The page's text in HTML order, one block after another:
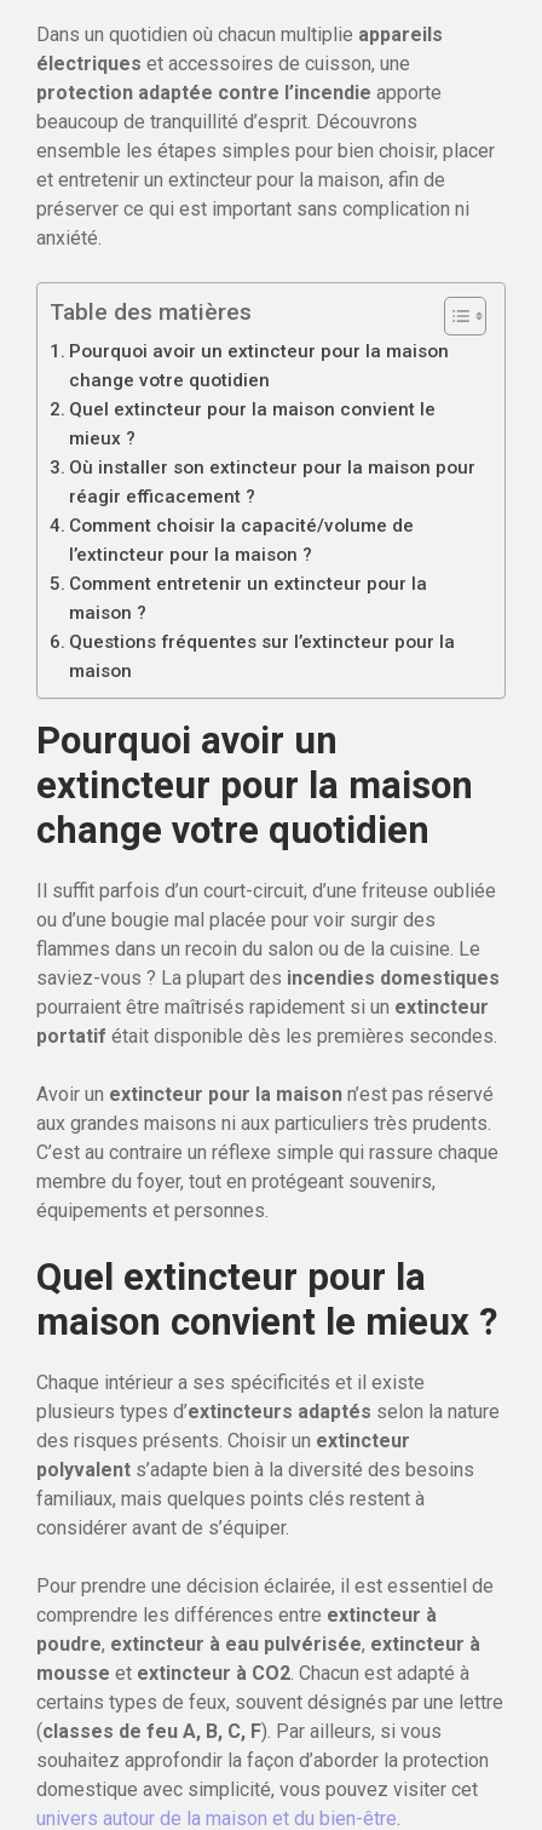
Dans un quotidien où chacun multiplie appareils
électriques et accessoires de cuisson, une
protection adaptée contre l’incendie apporte
beaucoup de tranquillité d’esprit. Découvrons
ensemble les étapes simples pour bien choisir, placer
et entretenir un extincteur pour la maison, afin de
préserver ce qui est important sans complication ni
anxiété.
Table des matières
Pourquoi avoir un extincteur pour la maison
change votre quotidien
Quel extincteur pour la maison convient le
mieux ?
Où installer son extincteur pour la maison pour
réagir efficacement ?
Comment choisir la capacité/volume de
l’extincteur pour la maison ?
Comment entretenir un extincteur pour la
maison ?
Questions fréquentes sur l’extincteur pour la
maison
Pourquoi avoir un
extincteur pour la maison
change votre quotidien
Il suffit parfois d’un court-circuit, d’une friteuse oubliée
ou d’une bougie mal placée pour voir surgir des
flammes dans un recoin du salon ou de la cuisine. Le
saviez-vous ? La plupart des incendies domestiques
pourraient être maîtrisés rapidement si un extincteur
portatif était disponible dès les premières secondes.
Avoir un extincteur pour la maison n’est pas réservé
aux grandes maisons ni aux particuliers très prudents.
C’est au contraire un réflexe simple qui rassure chaque
membre du foyer, tout en protégeant souvenirs,
équipements et personnes.
Quel extincteur pour la
maison convient le mieux ?
Chaque intérieur a ses spécificités et il existe
plusieurs types d’extincteurs adaptés selon la nature
des risques présents. Choisir un extincteur
polyvalent s’adapte bien à la diversité des besoins
familiaux, mais quelques points clés restent à
considérer avant de s’équiper.
Pour prendre une décision éclairée, il est essentiel de
comprendre les différences entre extincteur à
poudre, extincteur à eau pulvérisée, extincteur à
mousse et extincteur à CO2. Chacun est adapté à
certains types de feux, souvent désignés par une lettre
(classes de feu A, B, C, F). Par ailleurs, si vous
souhaitez approfondir la façon d’aborder la protection
domestique avec simplicité, vous pouvez visiter cet
univers autour de la maison et du bien-être.